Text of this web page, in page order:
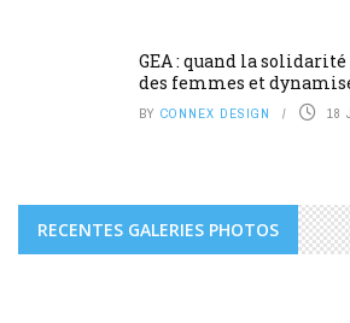
GEA : quand la
des femmes et
BY CONNEX DESIGN 18
RECENTES GALERIES PHOTOS